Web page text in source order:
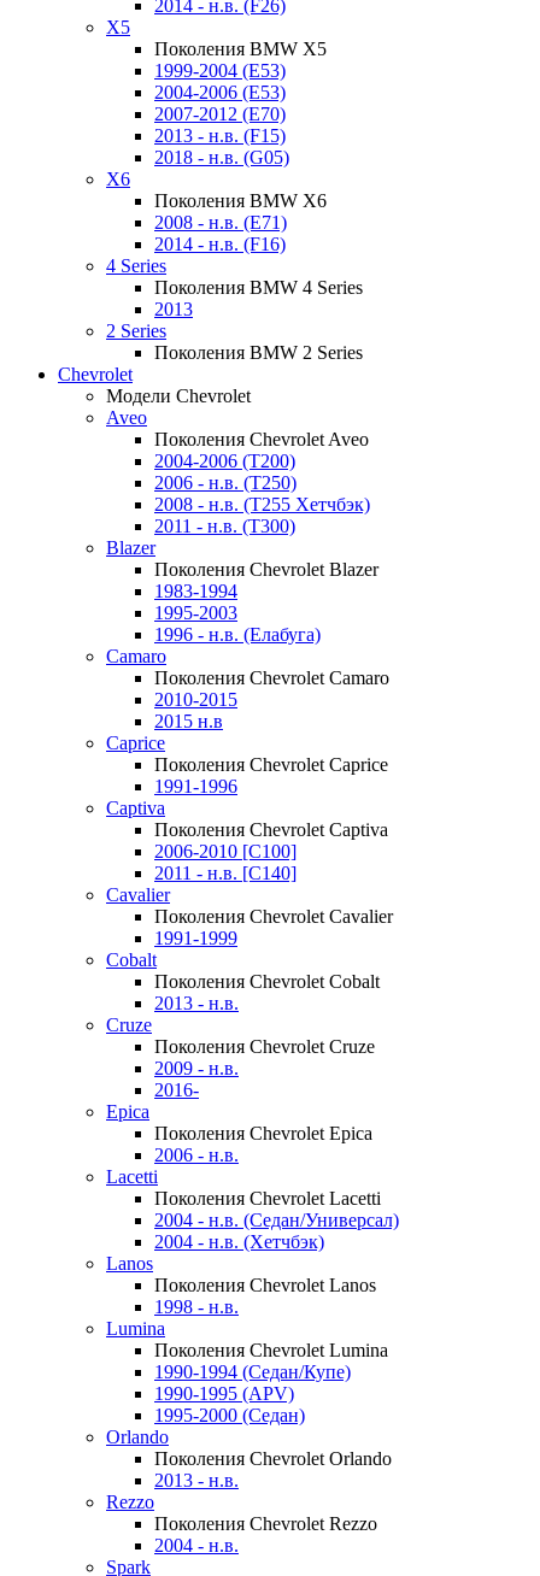
2014 - н.в. (F26)
X5
Поколения BMW X5
1999-2004 (E53)
2004-2006 (E53)
2007-2012 (E70)
2013 - н.в. (F15)
2018 - н.в. (G05)
X6
Поколения BMW X6
2008 - н.в. (E71)
2014 - н.в. (F16)
4 Series
Поколения BMW 4 Series
2013
2 Series
Поколения BMW 2 Series
Chevrolet
Модели Chevrolet
Aveo
Поколения Chevrolet Aveo
2004-2006 (T200)
2006 - н.в. (T250)
2008 - н.в. (T255 Хетчбэк)
2011 - н.в. (Т300)
Blazer
Поколения Chevrolet Blazer
1983-1994
1995-2003
1996 - н.в. (Елабуга)
Camaro
Поколения Chevrolet Camaro
2010-2015
2015 н.в
Caprice
Поколения Chevrolet Caprice
1991-1996
Captiva
Поколения Chevrolet Captiva
2006-2010 [C100]
2011 - н.в. [C140]
Cavalier
Поколения Chevrolet Cavalier
1991-1999
Cobalt
Поколения Chevrolet Cobalt
2013 - н.в.
Cruze
Поколения Chevrolet Cruze
2009 - н.в.
2016-
Epica
Поколения Chevrolet Epica
2006 - н.в.
Lacetti
Поколения Chevrolet Lacetti
2004 - н.в. (Седан/Универсал)
2004 - н.в. (Хетчбэк)
Lanos
Поколения Chevrolet Lanos
1998 - н.в.
Lumina
Поколения Chevrolet Lumina
1990-1994 (Седан/Купе)
1990-1995 (APV)
1995-2000 (Седан)
Orlando
Поколения Chevrolet Orlando
2013 - н.в.
Rezzo
Поколения Chevrolet Rezzo
2004 - н.в.
Spark